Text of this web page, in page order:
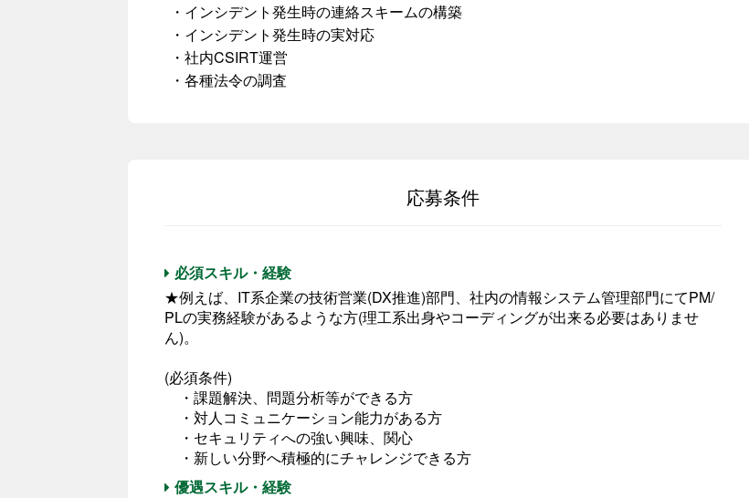
・インシデント発生時の連絡スキームの構築
・インシデント発生時の実対応
・社内CSIRT運営
・各種法令の調査
応募条件
必須スキル・経験
★例えば、IT系企業の技術営業(DX推進)部門、社内の情報システム管理部門にてPM/
PLの実務経験があるような方(理工系出身やコーディングが出来る必要はありませ
ん)。
(必須条件)
・課題解決、問題分析等ができる方
・対人コミュニケーション能力がある方
・セキュリティへの強い興味、関心
・新しい分野へ積極的にチャレンジできる方
優遇スキル・経験